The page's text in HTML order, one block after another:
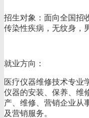
招生对象：面向全国招
传染性疾病，无纹身，
就业方向：
医疗仪器维修技术专业
仪器的安装、保养、维
产、维修、营销企业从
及营销服务。